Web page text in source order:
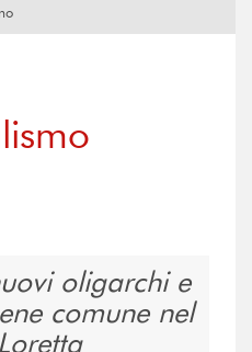
oligarchi e
comune nel